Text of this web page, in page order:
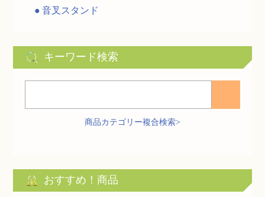
音叉スタンド
キーワード検索
商品カテゴリー複合検索>
おすすめ！商品